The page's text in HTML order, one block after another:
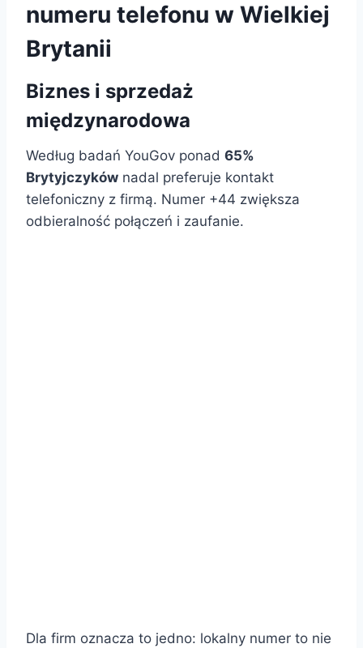
numeru telefonu w Wielkiej
Brytanii
Biznes i sprzedaż
międzynarodowa
Według badań YouGov ponad 65%
Brytyjczyków nadal preferuje kontakt
telefoniczny z firmą. Numer +44 zwiększa
odbieralność połączeń i zaufanie.
Dla firm oznacza to jedno: lokalny numer to nie